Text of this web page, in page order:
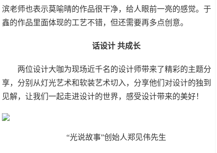
滨老师也表示莫喻晴的作品很干净，给人眼前一亮的感觉。于
鑫的作品里面体现的工艺不错，但还需要再多点创意。
话设计 共成长
两位设计大咖为现场近千名的设计师带来了精彩的主题分
享，分别从灯光艺术和软装艺术切入，分享他们对设计的独到
见解，让我们一起走进设计的世界，感受设计带来的美好！
“光说故事”创始人郑见伟先生